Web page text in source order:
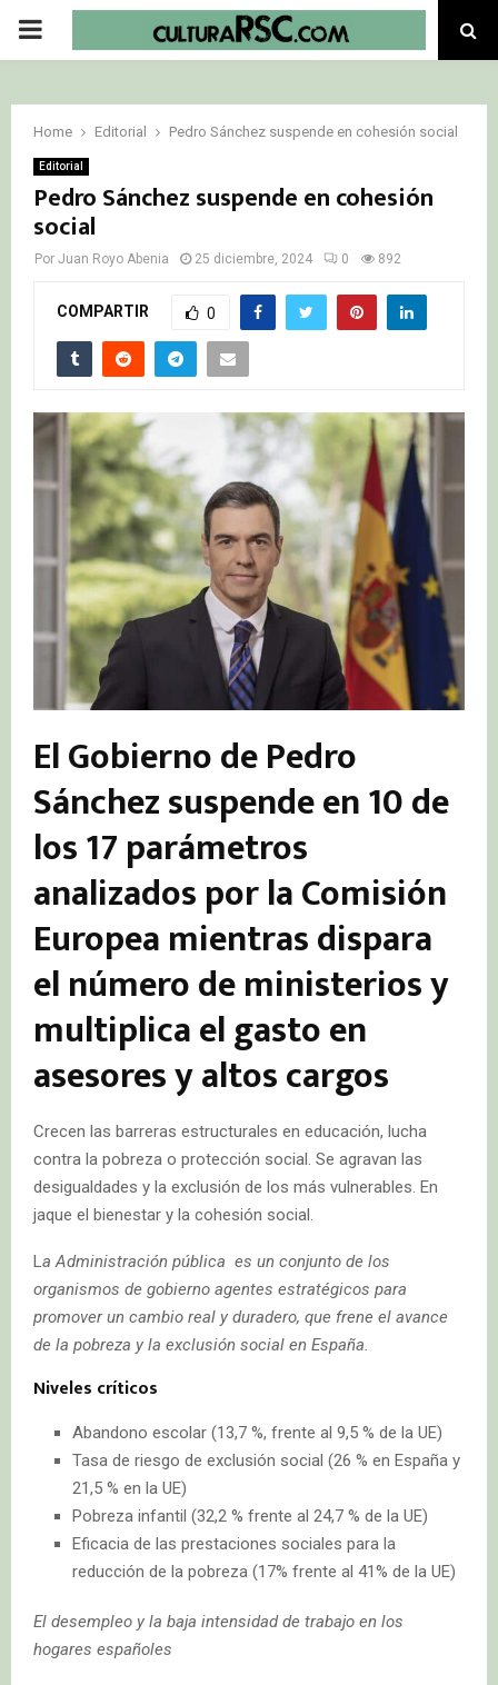
PRIMARY
Home Editorial Pedro Sánchez suspende en cohesión social
Editorial
Pedro Sánchez suspende en cohesión
social
Por Juan Royo Abenia 25 diciembre, 2024 0 892
COMPARTIR 0
El Gobierno de Pedro
Sánchez suspendeen 10 de
los 17 parámetros
analizados por la Comisión
Europea mientras dispara
el número de ministerios y
multiplica el gasto en
asesores y altos cargos
Crecen las barreras estructurales en educación, lucha
contra la pobreza o protección social. Se agravan las
desigualdades y la exclusión de los más vulnerables. En
jaque el bienestar y la cohesión social.
La Administración pública es un conjunto de los
organismos de gobierno agentes estratégicos para
promover un cambio real y duradero, que frene el avance
de la pobreza y la exclusión social en España.
Niveles críticos
Abandono escolar (13,7 %, frente al 9,5 % de la UE)
Tasa de riesgo de exclusión social (26 % en España y
21,5 % en la UE)
Pobreza infantil (32,2 % frente al 24,7 % de la UE)
Eficacia de las prestaciones sociales para la
reducción de la pobreza (17% frente al 41% de la UE)
El desempleo y la baja intensidad de trabajo en los
hogares españoles